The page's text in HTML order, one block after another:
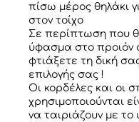
πίσω μέρος θηλάκι
στον τοίχο
Σε περίπτωση που
ύφασμα στο προιόν
φτιάξετε τη δική
επιλογής σας !
Οι κορδέλες και οι
χρησιμοποιούνται
να ταιριάζουν με